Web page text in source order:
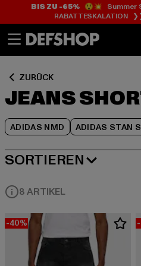
BIS ZU -65%😲💥 Summer
RABATTESKALATION
ZURÜCK
JEANS
ADIDAS NMD ADIDAS STAN
SORTIEREN
BELIEBTESTE
8 ARTIKEL
-40%